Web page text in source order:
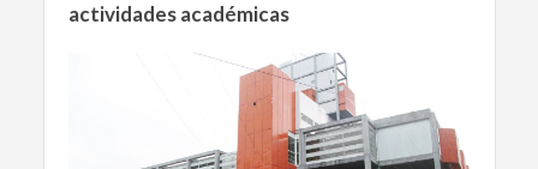
actividades académicas